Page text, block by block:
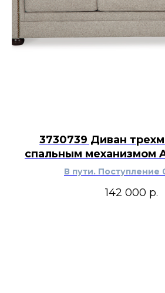
3730739 Диван
спальным механизмом
В пути. Поступление
142 000 р.